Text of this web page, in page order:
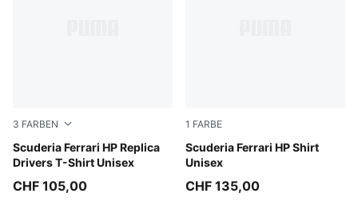
3 FARBEN
Scuderia Ferrari HP Replica
Drivers T-Shirt Unisex
PUMA Red-CLC
CHF 105,00
1 FARBE
Scuderia Ferrari HP Shirt
Unisex
PUMA Red
CHF 135,00